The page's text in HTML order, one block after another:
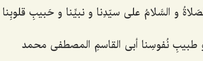
و السَّلامُ علی سیّدِنا و نبیِّنا و حَبیبِ قلوبِنا
طبیبِ نُفوسِنا أبی القاسمِ المصطفی محمد